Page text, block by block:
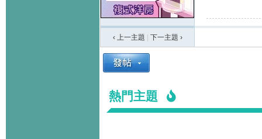
‹ 上一主題 下一主題 ›
熱門主題